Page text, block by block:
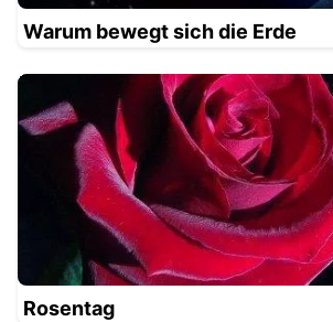
Warum bewegt sich die Erde
Rosentag